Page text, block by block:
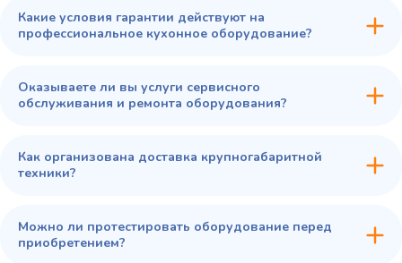
Какие условия гарантии действуют на
профессиональное кухонное оборудование?
Оказываете ли вы услуги сервисного
обслуживания и ремонта оборудования?
Как организована доставка крупногабаритной
техники?
Можно ли протестировать оборудование перед
приобретением?